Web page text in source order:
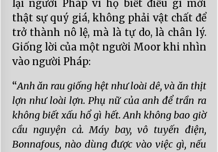
lại người Pháp vì họ biết điều gì mới
thật sự quý giá, không phải vật chất để
trở thành nô lệ, mà là tự do, là chân lý.
Giống lời của một người Moor khi nhìn
vào người Pháp:
“Anh ăn rau giống hệt như loài dê, và ăn thịt
lợn như loài lợn. Phụ nữ của anh để trần ra
không biết xấu hổ gì hết. Anh không bao giờ
cầu nguyện cả. Máy bay, vô tuyến điện,
Bonnafous, nào dùng được vào việc gì, nếu